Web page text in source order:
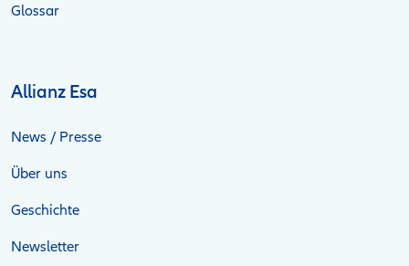
Glossar
Allianz Esa
News / Presse
Über uns
Geschichte
Newsletter